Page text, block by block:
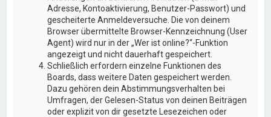
Adresse, Kontoaktivierung, Benutzer-Passwort) und
gescheiterte Anmeldeversuche. Die von deinem
Browser übermittelte Browser-Kennzeichnung (User
Agent) wird nur in der „Wer ist online?“-Funktion
angezeigt und nicht dauerhaft gespeichert.
Schließlich erfordern einzelne Funktionen des
Boards, dass weitere Daten gespeichert werden.
Dazu gehören dein Abstimmungsverhalten bei
Umfragen, der Gelesen-Status von deinen Beiträgen
oder explizit von dir gesetzte Lesezeichen oder